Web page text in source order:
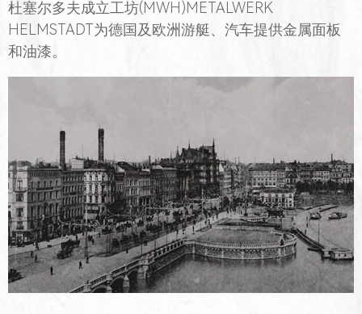
杜塞尔多夫成立工坊(MWH)METALWERK
HELMSTADT为德国及欧洲游艇、汽车提供金属面板
和油漆。